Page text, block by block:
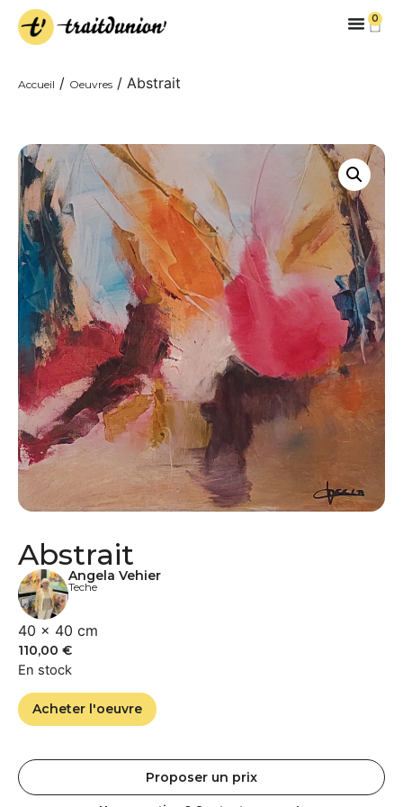
0
Accueil / Oeuvres / Abstrait
Abstrait
Angela Vehier
Teche
40 × 40 cm
110,00 €
En stock
Acheter l'oeuvre
Proposer un prix